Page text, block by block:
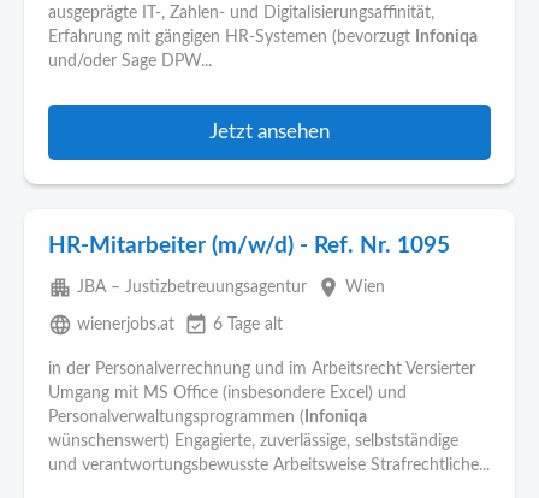
ausgeprägte IT-, Zahlen- und Digitalisierungsaffinität,
Erfahrung mit gängigen HR-Systemen (bevorzugt
Infoniqa
und/oder Sage DPW...
Jetzt ansehen
HR-Mitarbeiter (m/w/d) - Ref. Nr. 1095
apartment JBA – Justizbetreuungsagentur place Wien
language wienerjobs.at event_available 6 Tage alt
in der Personalverrechnung und im Arbeitsrecht Versierter
Umgang mit MS Office (insbesondere Excel) und
Personalverwaltungsprogrammen ( Infoniqa
wünschenswert) Engagierte, zuverlässige, selbstständige
und verantwortungsbewusste Arbeitsweise Strafrechtliche...